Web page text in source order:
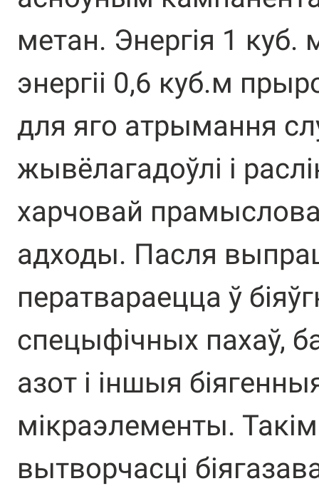
метан. Энергія 1 куб.
энергіі 0,6 куб.м
для яго атрымання
жывёлагадоўлі і
харчовай
адходы. Пасля
ператвараецца ў
спецыфічных пахаў,
азот і іншыя
мікраэлементы.
вытворчасці